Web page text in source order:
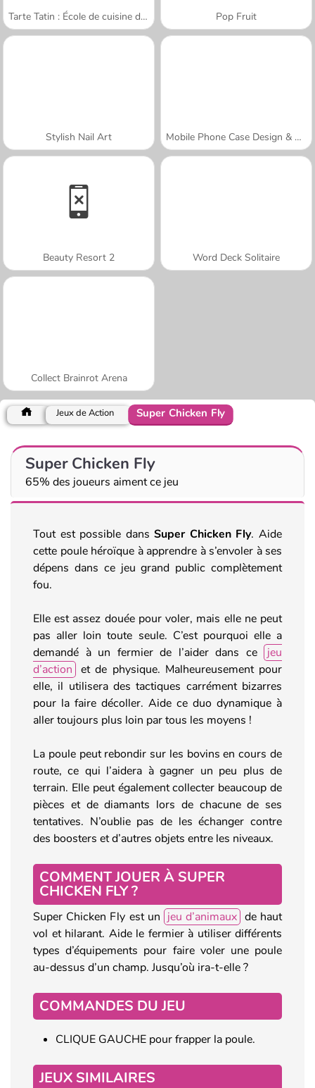
Tarte Tatin : École de cuisine de Sara Pop Fruit
Stylish Nail Art Mobile Phone Case Design & DIY
Beauty Resort 2 Word Deck Solitaire
Collect Brainrot Arena
Jeux de Action Super Chicken Fly
Super Chicken Fly
65% des joueurs aiment ce jeu
Tout est possible dans Super Chicken Fly. Aide
cette poule héroïque à apprendre à s’envoler à ses
dépens dans ce jeu grand public complètement
fou.
Elle est assez douée pour voler, mais elle ne peut
pas aller loin toute seule. C’est pourquoi elle a
demandé à un fermier de l’aider dans ce
jeu
d’action et de physique. Malheureusement pour
elle, il utilisera des tactiques carrément bizarres
pour la faire décoller. Aide ce duo dynamique à
aller toujours plus loin par tous les moyens !
La poule peut rebondir sur les bovins en cours de
route, ce qui l’aidera à gagner un peu plus de
terrain. Elle peut également collecter beaucoup de
pièces et de diamants lors de chacune de ses
tentatives. N’oublie pas de les échanger contre
des boosters et d’autres objets entre les niveaux.
COMMENT JOUER À SUPER
CHICKEN FLY ?
Super Chicken Fly est un jeu d’animaux de haut
vol et hilarant. Aide le fermier à utiliser différents
types d’équipements pour faire voler une poule
au-dessus d’un champ. Jusqu’où ira-t-elle ?
COMMANDES DU JEU
CLIQUE GAUCHE pour frapper la poule.
JEUX SIMILAIRES